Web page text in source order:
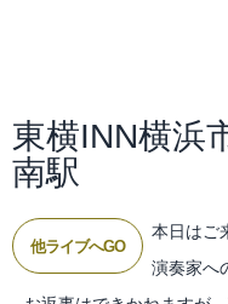
東横INN横浜
南駅
他ライブへGO
本日はご
演奏家へ